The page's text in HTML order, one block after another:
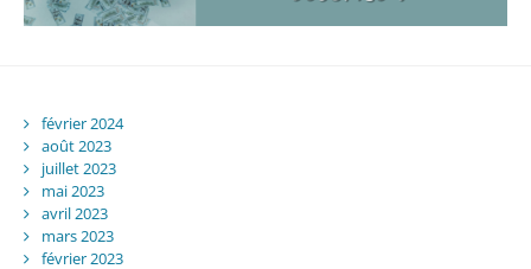
février 2024
août 2023
juillet 2023
mai 2023
avril 2023
mars 2023
février 2023